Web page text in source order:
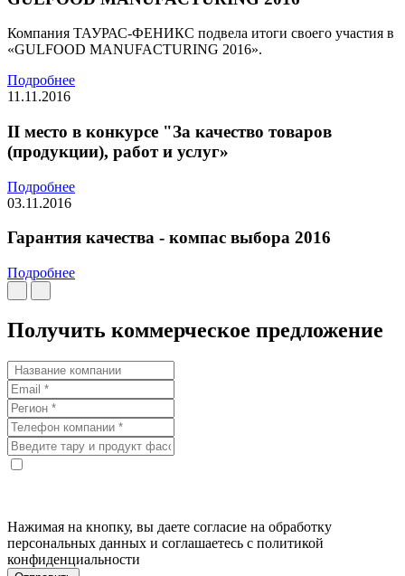
Компания ТАУРАС-ФЕНИКС подвела итоги своего участия в
«GULFOOD MANUFACTURING 2016».
Подробнее
11.11.2016
II место в конкурсе "За качество товаров
(продукции), работ и услуг»
Подробнее
03.11.2016
Гарантия качества - компас выбора 2016
Подробнее
Получить коммерческое предложение
Нажимая на кнопку, вы даете согласие на обработку
персональных данных и соглашаетесь с политикой
конфиденциальности